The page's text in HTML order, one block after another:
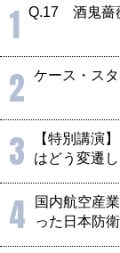
1 Q.17 酒鬼薔
2 ケース・ス
3
【特別講演
はどう変遷
4
国内航空産
った日本防